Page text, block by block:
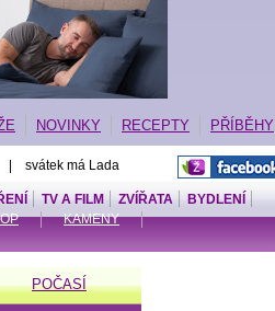
NOVINKY RECEPTY PŘÍBĚHY
| svátek má Lada
KAMENY
TV A FILM ZVÍŘATA BYDLENÍ
POČASÍ